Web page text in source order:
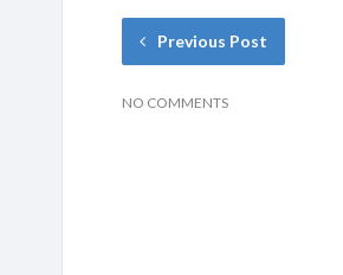
Previous Post
NO COMMENTS